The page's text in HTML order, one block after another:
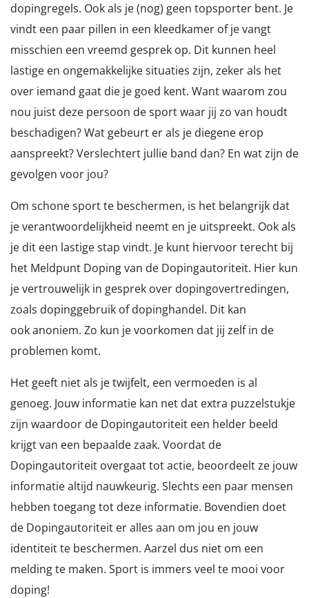
dopingregels. Ook als je (nog) geen topsporter bent. Je
vindt een paar pillen in een kleedkamer of je vangt
misschien een vreemd gesprek op. Dit kunnen heel
lastige en ongemakkelijke situaties zijn, zeker als het
over iemand gaat die je goed kent. Want waarom zou
nou juist deze persoon de sport waar jij zo van houdt
beschadigen? Wat gebeurt er als je diegene erop
aanspreekt? Verslechtert jullie band dan? En wat zijn de
gevolgen voor jou?
Om schone sport te beschermen, is het belangrijk dat
je verantwoordelijkheid neemt en je uitspreekt. Ook als
je dit een lastige stap vindt. Je kunt hiervoor terecht bij
het Meldpunt Doping van de Dopingautoriteit. Hier kun
je vertrouwelijk in gesprek over dopingovertredingen,
zoals dopinggebruik of dopinghandel. Dit kan
ook anoniem. Zo kun je voorkomen dat jij zelf in de
problemen komt.
Het geeft niet als je twijfelt, een vermoeden is al
genoeg. Jouw informatie kan net dat extra puzzelstukje
zijn waardoor de Dopingautoriteit een helder beeld
krijgt van een bepaalde zaak. Voordat de
Dopingautoriteit overgaat tot actie, beoordeelt ze jouw
informatie altijd nauwkeurig. Slechts een paar mensen
hebben toegang tot deze informatie. Bovendien doet
de Dopingautoriteit er alles aan om jou en jouw
identiteit te beschermen. Aarzel dus niet om een
melding te maken. Sport is immers veel te mooi voor
doping!